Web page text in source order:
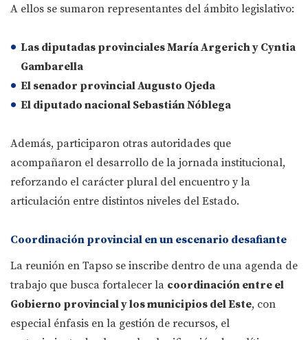
A ellos se sumaron representantes del ámbito legislativo:
Las diputadas provincialesMaría Argerichy Cyntia
Gambarella
El senador provincialAugusto Ojeda
El diputado nacional Sebastián Nóblega
Además, participaron otras autoridades que
acompañaron el desarrollo de la jornada institucional,
reforzando el carácter plural del encuentro y la
articulación entre distintos niveles del Estado.
Coordinación provincial en un escenario desafiante
La reunión en Tapso se inscribe dentro de una agenda de
trabajo que busca fortalecer la coordinación entre el
Gobierno provincial y los municipios del Este, con
especial énfasis en la gestión de recursos, el